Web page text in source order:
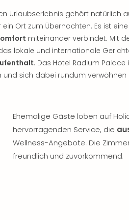
Urlaubserlebnis gehört natürlich
ein Ort zum Übernachten. Es ist
miteinander verbindet. Mit
lokale und internationale
. Das Hotel Radium
und sich dabei rundum
Ehemalige Gäste loben auf
hervorragenden Service, die
Wellness-Angebote. Die
freundlich und zuvorkommend.